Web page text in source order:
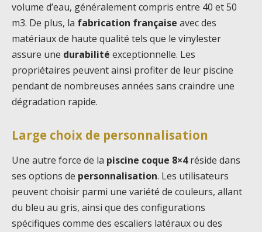
volume d’eau, généralement compris entre 40 et 50
m3. De plus, la fabrication française avec des
matériaux de haute qualité tels que le vinylester
assure une durabilité exceptionnelle. Les
propriétaires peuvent ainsi profiter de leur piscine
pendant de nombreuses années sans craindre une
dégradation rapide.
Large choix de personnalisation
Une autre force de la piscine coque 8×4réside dans
ses options de personnalisation. Les utilisateurs
peuvent choisir parmi une variété de couleurs, allant
du bleu au gris, ainsi que des configurations
spécifiques comme des escaliers latéraux ou des